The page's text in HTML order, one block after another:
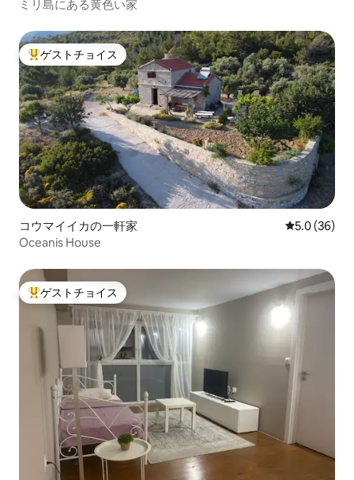
ミリ島にある黄色い家
大好評のゲストチョイスです。
ゲストチョイス
コウマイイカの一軒家 レビュー36
5.0 (36)
Oceanis House
大好評のゲストチョイスです。
ゲストチョイス